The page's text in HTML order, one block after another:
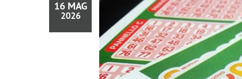
16 MAG
2026